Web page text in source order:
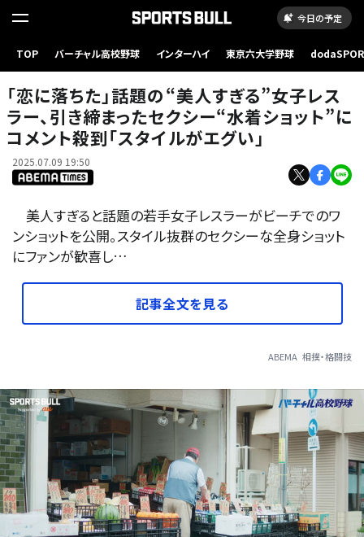
今日の予定
TOP バーチャル高校野球 インターハイ 東京六大学野球
ント殺到「スタイルがエグい」
「恋に落ちた」話題の“美人すぎる”女子レス
ラー、引き締まったセクシー“水着ショット”に
コメント殺到「スタイルがエグい」
2025.07.09 19:50
美人すぎると話題の若手女子レスラーがビーチでのワ
ンショットを公開。スタイル抜群のセクシーな全身ショット
にファンが歓喜し…
記事全文を見る
ABEMA 相撲・格闘技